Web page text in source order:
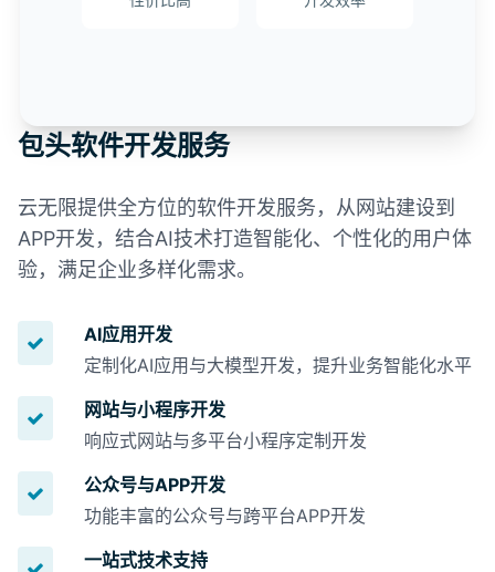
包头软件开发服务
云无限提供全方位的软件开发服务，从网站建设到
APP开发，结合AI技术打造智能化、个性化的用户体
验，满足企业多样化需求。
AI应用开发
定制化AI应用与大模型开发，提升业务智能化水平
网站与小程序开发
响应式网站与多平台小程序定制开发
公众号与APP开发
功能丰富的公众号与跨平台APP开发
一站式技术支持